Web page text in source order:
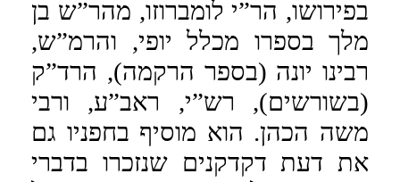
בפירושו, הר”י לומברוזו, מהר”ש בן
מלך בספרו מכלל יופי, והרמ”ש,
רבינו יונה (בספר הרקמה), הרד”ק
(בשורשים), רש”י, ראב”ע, ורבי
משה הכהן. הוא מוסיף בחפניו גם
את דעת דקדקנים שנזכרו בדברי